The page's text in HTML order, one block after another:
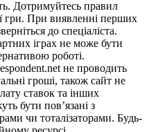
Дотримуйтесь правил
гри. При виявленні перших
до спеціаліста.
іграх не може бути
роботі.
не проводить
гроші, також сайт не
ставок та інших
бути пов’язані з
чи тоталізаторами. Будь-